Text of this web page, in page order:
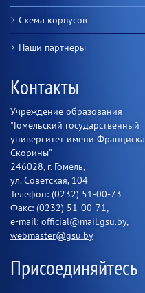
Схема корпусов
Наши партнёры
Контакты
Учреждение образования
"Гомельский государственный
университет имени Франциска
Скорины"
246028, г. Гомель,
ул. Советская, 104
Телефон: (0232) 51-00-73
Факс: (0232) 51-00-71,
e-mail: official@mail.gsu.by,
webmaster@gsu.by
Присоединяйтесь